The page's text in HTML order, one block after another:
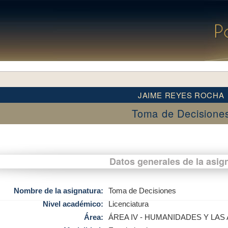
JAIME REYES ROCHA
Toma de
Datos generales de la
Nombre de la asignatura:
Toma de Decisiones
Nivel académico:
Licenciatura
Área:
ÁREA IV - HUMANIDADES Y LAS